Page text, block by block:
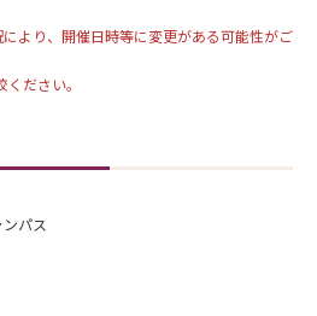
より、開催日時等に変更がある可能性がご
ださい。
パス